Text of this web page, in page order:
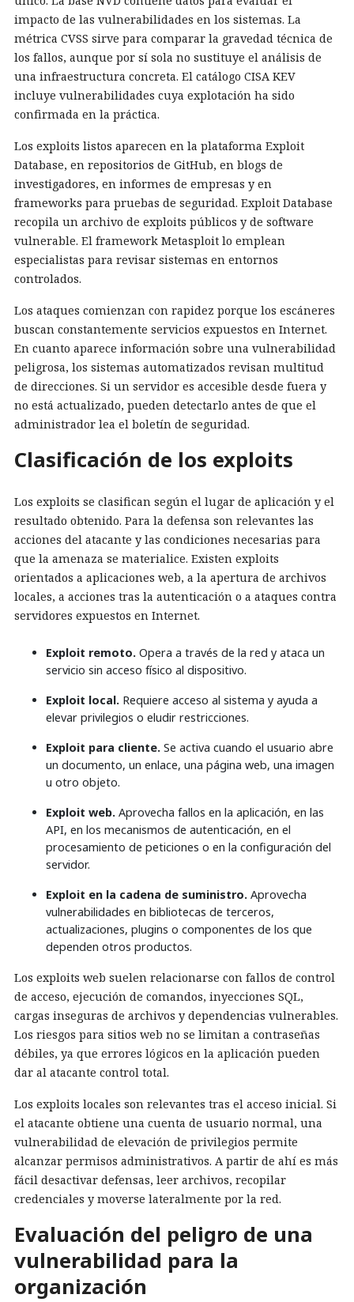
impacto de las vulnerabilidades en los sistemas. La
métrica CVSS sirve para comparar la gravedad técnica de
los fallos, aunque por sí sola no sustituye el análisis de
una infraestructura concreta. El catálogo CISA KEV
incluye vulnerabilidades cuya explotación ha sido
confirmada en la práctica.
Los exploits listos aparecen en la plataforma Exploit
Database, en repositorios de GitHub, en blogs de
investigadores, en informes de empresas y en
frameworks para pruebas de seguridad. Exploit Database
recopila un archivo de exploits públicos y de software
vulnerable. El framework Metasploit lo emplean
especialistas para revisar sistemas en entornos
controlados.
Los ataques comienzan con rapidez porque los escáneres
buscan constantemente servicios expuestos en Internet.
En cuanto aparece información sobre una vulnerabilidad
peligrosa, los sistemas automatizados revisan multitud
de direcciones. Si un servidor es accesible desde fuera y
no está actualizado, pueden detectarlo antes de que el
administrador lea el boletín de seguridad.
Clasificación de los exploits
Los exploits se clasifican según el lugar de aplicación y el
resultado obtenido. Para la defensa son relevantes las
acciones del atacante y las condiciones necesarias para
que la amenaza se materialice. Existen exploits
orientados a aplicaciones web, a la apertura de archivos
locales, a acciones tras la autenticación o a ataques contra
servidores expuestos en Internet.
Exploit remoto. Opera a través de la red y ataca un
servicio sin acceso físico al dispositivo.
Exploit local. Requiere acceso al sistema y ayuda a
elevar privilegios o eludir restricciones.
Exploit para cliente. Se activa cuando el usuario abre
un documento, un enlace, una página web, una imagen
u otro objeto.
Exploit web. Aprovecha fallos en la aplicación, en las
API, en los mecanismos de autenticación, en el
procesamiento de peticiones o en la configuración del
servidor.
Exploit en la cadena de suministro. Aprovecha
vulnerabilidades en bibliotecas de terceros,
actualizaciones, plugins o componentes de los que
dependen otros productos.
Los exploits web suelen relacionarse con fallos de control
de acceso, ejecución de comandos, inyecciones SQL,
cargas inseguras de archivos y dependencias vulnerables.
Los riesgos para sitios web no se limitan a contraseñas
débiles, ya que errores lógicos en la aplicación pueden
dar al atacante control total.
Los exploits locales son relevantes tras el acceso inicial. Si
el atacante obtiene una cuenta de usuario normal, una
vulnerabilidad de elevación de privilegios permite
alcanzar permisos administrativos. A partir de ahí es más
fácil desactivar defensas, leer archivos, recopilar
credenciales y moverse lateralmente por la red.
Evaluación del peligro de una
vulnerabilidad para la
organización